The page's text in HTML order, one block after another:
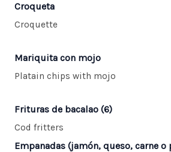
Croqueta
Croquette
Mariquita con mojo
Platain chips with mojo
Frituras de bacalao (6)
Cod fritters
Empanadas (jamón, queso, carne o